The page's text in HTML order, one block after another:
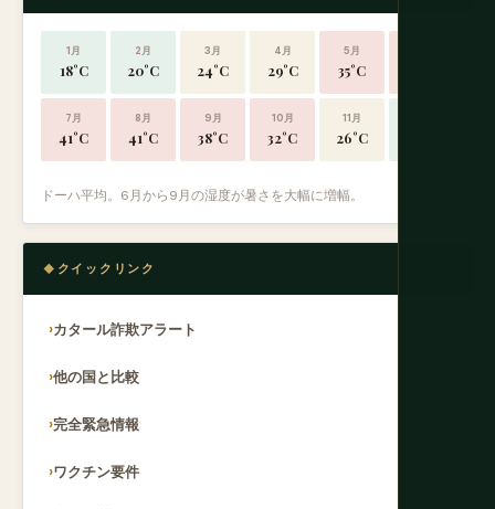
1月
18°C
2月
20°C
3月
24°C
4月
29°C
5月
35°C
7月
41°C
8月
41°C
9月
38°C
10月
32°C
11月
26°C
ドーハ平均。6月から9月の湿度が暑さを大幅に増幅。
クイックリンク
カタール詐欺アラート
他の国と比較
完全緊急情報
ワクチン要件